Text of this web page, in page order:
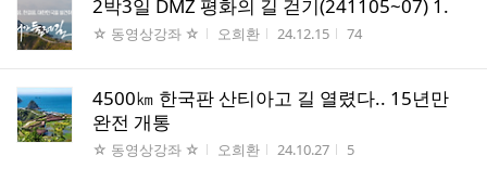
2박3일 DMZ 평화의 길 걷기(241105~07) 1.
게시판명
☆ 동영상강좌 ☆ 작성자
오희환 작성시간
24.12.15 조회수
74
4500㎞ 한국판 산티아고 길 열렸다.. 15년만
완전 개통
게시판명
☆ 동영상강좌 ☆ 작성자
오희환 작성시간
24.10.27 조회수
5